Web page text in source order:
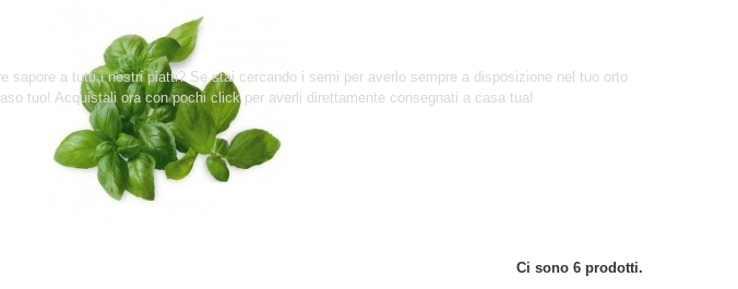
sapore a tutti i nostri piatti? Se stai cercando i semi per averlo sempre a disposizione nel tuo orto
tuo! Acquistali ora con pochi click per averli direttamente consegnati a casa tua!
Ci sono 6 prodotti.